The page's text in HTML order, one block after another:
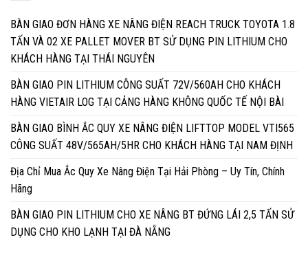
BÀN GIAO ĐƠN HÀNG XE NÂNG ĐIỆN REACH TRUCK TOYOTA 1.8
TẤN VÀ 02 XE PALLET MOVER BT SỬ DỤNG PIN LITHIUM CHO
KHÁCH HÀNG TẠI THÁI NGUYÊN
BÀN GIAO PIN LITHIUM CÔNG SUẤT 72V/560AH CHO KHÁCH
HÀNG VIETAIR LOG TẠI CẢNG HÀNG KHÔNG QUỐC TẾ NỘI BÀI
BÀN GIAO BÌNH ẮC QUY XE NÂNG ĐIỆN LIFTTOP MODEL VTI565
CÔNG SUẤT 48V/565AH/5HR CHO KHÁCH HÀNG TẠI NAM ĐỊNH
Địa Chỉ Mua Ắc Quy Xe Nâng Điện Tại Hải Phòng – Uy Tín, Chính
Hãng
BÀN GIAO PIN LITHIUM CHO XE NÂNG BT ĐỨNG LÁI 2,5 TẤN SỬ
DỤNG CHO KHO LẠNH TẠI ĐÀ NẴNG